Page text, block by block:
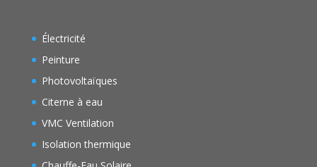
Électricité
Peinture
Photovoltaïques
Citerne à eau
VMC Ventilation
Isolation thermique